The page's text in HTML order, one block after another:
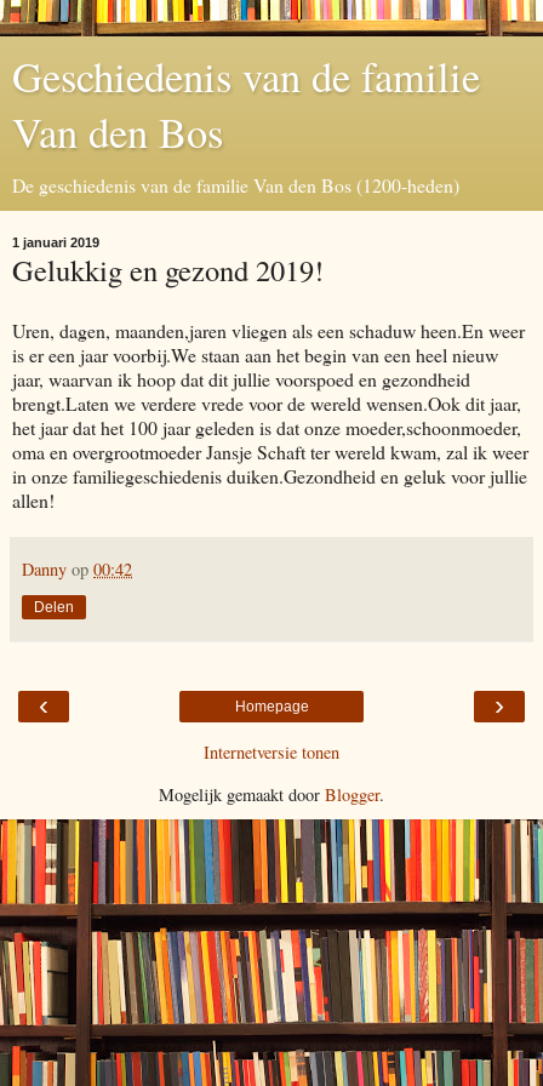
Geschiedenis van de familie
Van den Bos
De geschiedenis van de familie Van den Bos (1200-heden)
1 januari 2019
Gelukkig en gezond 2019!
Uren, dagen, maanden,jaren vliegen als een schaduw heen.En weer
is er een jaar voorbij.We staan aan het begin van een heel nieuw
jaar, waarvan ik hoop dat dit jullie voorspoed en gezondheid
brengt.Laten we verdere vrede voor de wereld wensen.Ook dit jaar,
het jaar dat het 100 jaar geleden is dat onze moeder,schoonmoeder,
oma en overgrootmoeder Jansje Schaft ter wereld kwam, zal ik weer
in onze familiegeschiedenis duiken.Gezondheid en geluk voor jullie
allen!
Danny op 00:42
Delen
‹ ›
Homepage
Internetversie tonen
Mogelijk gemaakt door Blogger.